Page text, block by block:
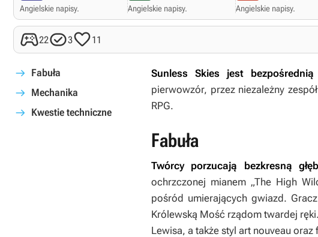
Angielskie napisy.
Angielskie napisy.
Angielskie napisy.
22311
Fabuła
Mechanika
Kwestie techniczne
Sunless Skies jest
pierwowzór, przez niezależny
RPG.
Fabuła
Twórcy porzucają bezkresną
ochrzczonej mianem „The High
pośród umierających gwiazd.
Królewską Mość rządom twardej
Lewisa, a także styl art nouveau oraz